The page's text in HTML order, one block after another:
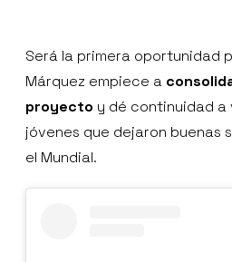
Será la primera oportunidad
Márquez empiece a
proyecto y dé continuidad
jóvenes que dejaron buenas
el Mundial.